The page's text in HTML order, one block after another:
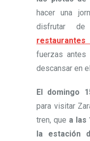
hacer una
disfrutar
fuerzas antes
descansar en
El domingo
para visitar
tren, que a las
la estación